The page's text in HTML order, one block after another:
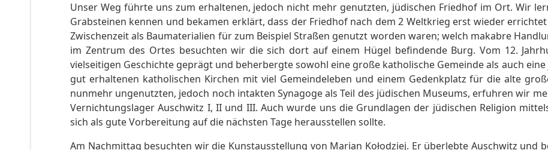
Unser Weg führte uns zum erhaltenen, jedoch nicht mehr genutzten, jüdischen Friedhof im Ort. Wir
Grabsteinen kennen und bekamen erklärt, dass der Friedhof nach dem 2 Weltkrieg erst wieder
Zwischenzeit als Baumaterialien für zum Beispiel Straßen genutzt worden waren; welch makabre
im Zentrum des Ortes besuchten wir die sich dort auf einem Hügel befindende Burg. Vom 12.
vielseitigen Geschichte geprägt und beherbergte sowohl eine große katholische Gemeinde als auch
gut erhaltenen katholischen Kirchen mit viel Gemeindeleben und einem Gedenkplatz für die alte
nunmehr ungenutzten, jedoch noch intakten Synagoge als Teil des jüdischen Museums, erfuhren wir
Vernichtungslager Auschwitz I, II und III. Auch wurde uns die Grundlagen der jüdischen Religion
sich als gute Vorbereitung auf die nächsten Tage herausstellen sollte.
Am Nachmittag besuchten wir die Kunstausstellung von Marian Kołodziej. Er überlebte Auschwitz und